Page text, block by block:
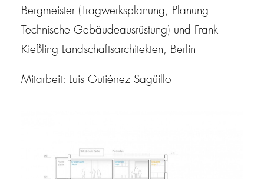
Bergmeister (Tragwerksplanung, Planung
Technische Gebäudeausrüstung) und Frank
Kießling Landschaftsarchitekten, Berlin
Mitarbeit: Luis Gutiérrez Sagüillo